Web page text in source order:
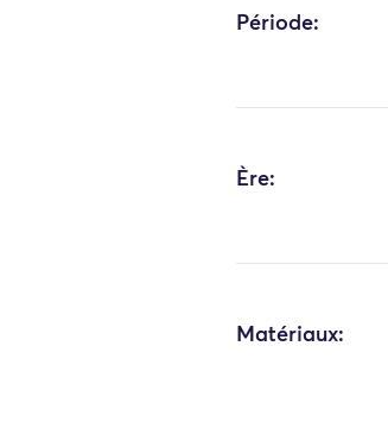
Période:
Ère:
Matériaux: